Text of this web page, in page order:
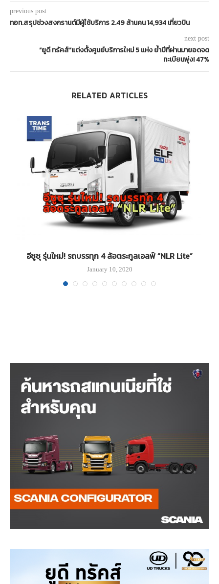
previous post
ทอท.สรุปช่วงสงกรานต์มีผู้ใช้บริการ 2.49 ล้านคน 14,934 เที่ยวบิน
next post
“ยูดี ทรัคส์”แต่งตั้งศูนย์บริการใหม่ 5 แห่ง ย้ำปีที่ผ่านมายอดจด
ทะเบียนพุ่ง! 47%
RELATED ARTICLES
อีซูซุ รุ่นใหม่! รถบรรทุก 4 ล้อตระกูลเอลฟ์ “NLR Lite”
January 10, 2020